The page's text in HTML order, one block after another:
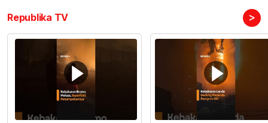
Republika TV >